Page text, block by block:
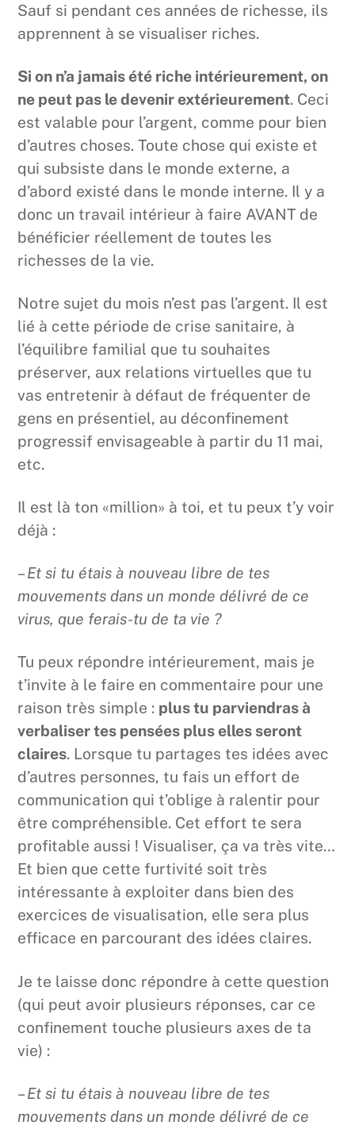
Sauf si pendant ces années de richesse, ils
apprennent à se visualiser riches.
Si on n’a jamais été riche intérieurement, on
ne peut pas le devenir extérieurement. Ceci
est valable pour l’argent, comme pour bien
d’autres choses. Toute chose qui existe et
qui subsiste dans le monde externe, a
d’abord existé dans le monde interne. Il y a
donc un travail intérieur à faire AVANT de
bénéficier réellement de toutes les
richesses de la vie.
Notre sujet du mois n’est pas l’argent. Il est
lié à cette période de crise sanitaire, à
l’équilibre familial que tu souhaites
préserver, aux relations virtuelles que tu
vas entretenir à défaut de fréquenter de
gens en présentiel, au déconfinement
progressif envisageable à partir du 11 mai,
etc.
Il est là ton «million» à toi, et tu peux t’y voir
déjà :
– Et si tu étais à nouveau libre de tes
mouvements dans un monde délivré de ce
virus, que ferais-tu de ta vie ?
Tu peux répondre intérieurement, mais je
t’invite à le faire en commentaire pour une
raison très simple : plus tu parviendras à
verbaliser tes pensées plus elles seront
claires. Lorsque tu partages tes idées avec
d’autres personnes, tu fais un effort de
communication qui t’oblige à ralentir pour
être compréhensible. Cet effort te sera
profitable aussi ! Visualiser, ça va très vite…
Et bien que cette furtivité soit très
intéressante à exploiter dans bien des
exercices de visualisation, elle sera plus
efficace en parcourant des idées claires.
Je te laisse donc répondre à cette question
(qui peut avoir plusieurs réponses, car ce
confinement touche plusieurs axes de ta
vie) :
– Et si tu étais à nouveau libre de tes
mouvements dans un monde délivré de ce